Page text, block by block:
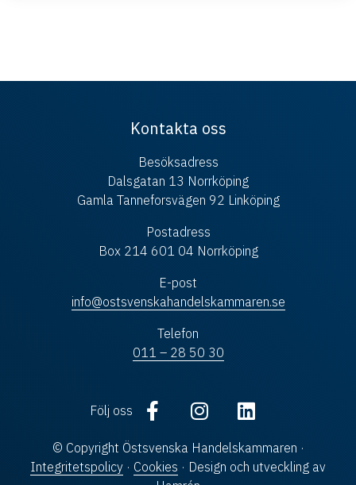
Kontakta oss
Besöksadress
Dalsgatan 13 Norrköping
Gamla Tanneforsvägen 92 Linköping
Postadress
Box 214 601 04 Norrköping
E-post
info@ostsvenskahandelskammaren.se
Telefon
011 – 28 50 30
Följ oss
© Copyright Östsvenska Handelskammaren ·
Integritetspolicy · Cookies · Design och utveckling av